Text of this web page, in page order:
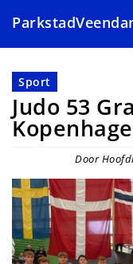
en
naar
de
inhoud
Sport
Judo 53
Door